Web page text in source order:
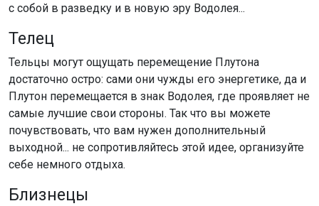
с собой в разведку и в новую эру Водолея...
Телец
Тельцы могут ощущать перемещение Плутона
достаточно остро: сами они чужды его энергетике, да и
Плутон перемещается в знак Водолея, где проявляет не
самые лучшие свои стороны. Так что вы можете
почувствовать, что вам нужен дополнительный
выходной... не сопротивляйтесь этой идее, организуйте
себе немного отдыха.
Близнецы